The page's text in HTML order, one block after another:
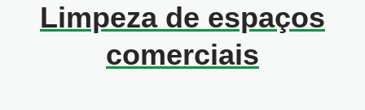
Limpeza de espaços
comerciais